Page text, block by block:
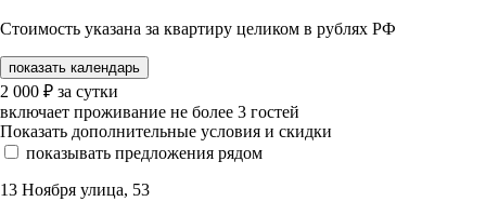
Стоимость указана за квартиру целиком в рублях РФ
показать календарь
2 000 ₽ за сутки
включает проживание не более 3 гостей
Показать дополнительные условия и скидки
показывать предложения рядом
13 Ноября улица, 53